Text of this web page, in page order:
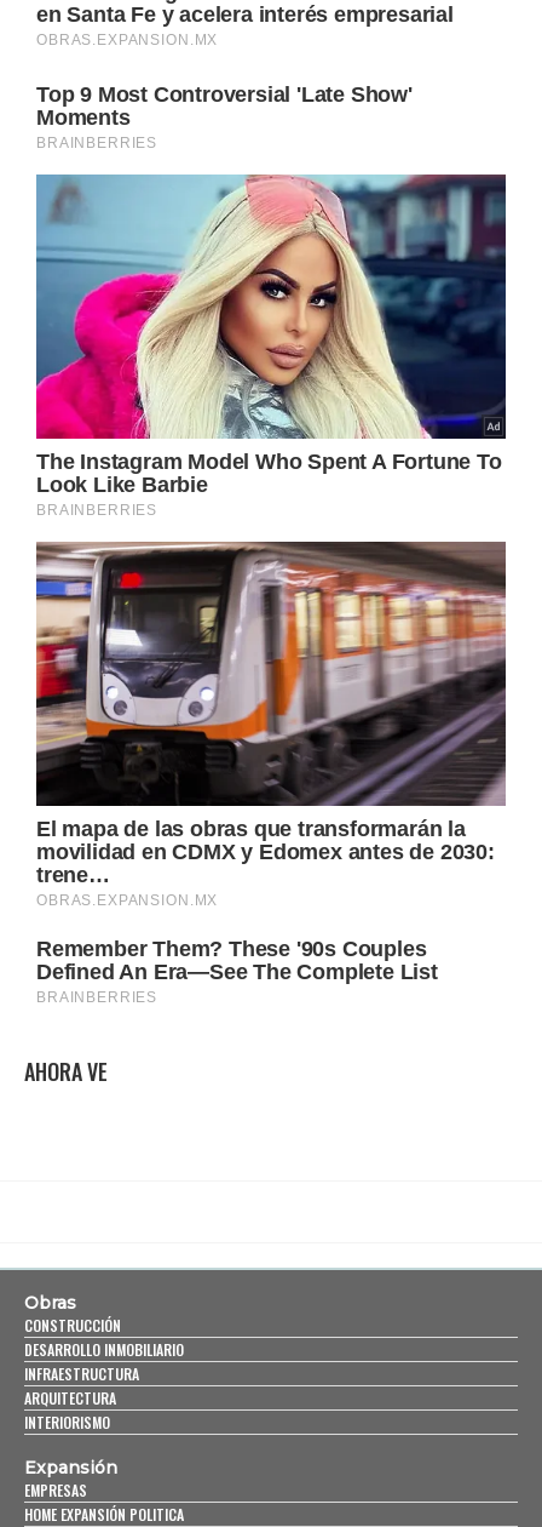
AHORA VE
Obras
CONSTRUCCIÓN
DESARROLLO INMOBILIARIO
INFRAESTRUCTURA
ARQUITECTURA
INTERIORISMO
Expansión
EMPRESAS
HOME EXPANSIÓN POLITICA